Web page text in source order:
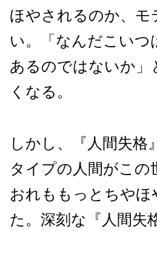
ほやされるのか、
い。「なんだこい
あるのではないか
くなる。
しかし、『人間失
タイプの人間がこ
おれももっとちや
た。深刻な『人間失